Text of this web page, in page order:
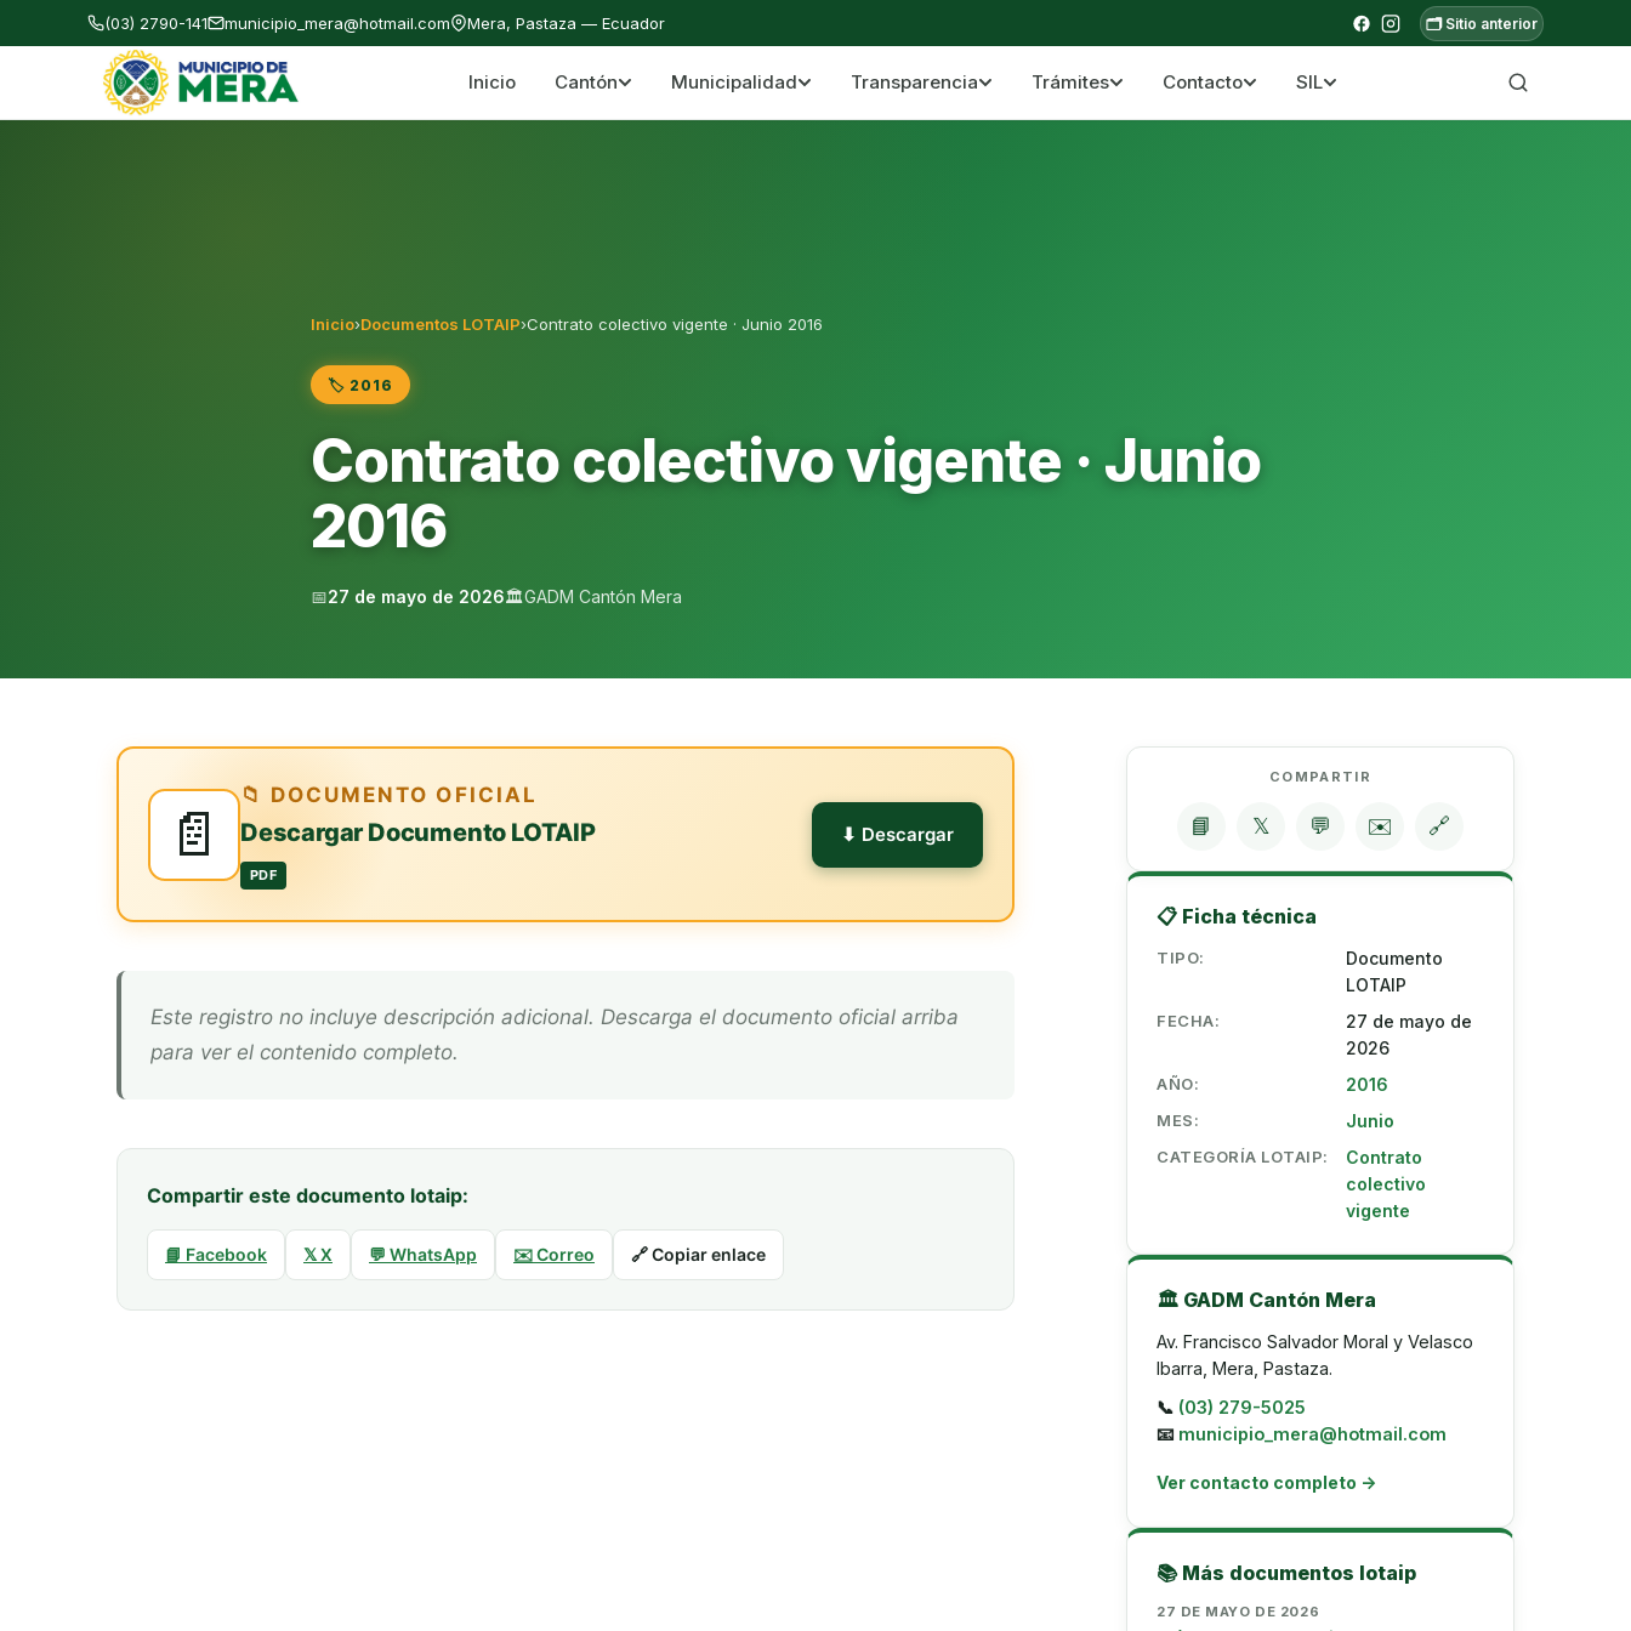
(03) 2790-141 municipio_mera@hotmail.com Mera, Pastaza — Ecuador 🗂️ Sitio anterior
Gobierno Autónomo Descentralizado Municipal del Cantón Mera Cantón Mera · Pastaza · Llanganates y Amazonía ecuatoriana
Inicio Cantón Municipalidad Transparencia Trámites Contacto SIL
Inicio›Documentos LOTAIP›Contrato colectivo vigente · Junio 2016
🏷️ 2016
Contrato colectivo vigente · Junio
2016
📅27 de mayo de 2026🏛️GADM Cantón Mera
📄
📁 DOCUMENTO OFICIAL
Descargar Documento LOTAIP
PDF
⬇ Descargar
Este registro no incluye descripción adicional. Descarga el documento oficial arriba
para ver el contenido completo.
Compartir este documento lotaip:
📘 Facebook 𝕏 X 💬 WhatsApp ✉️ Correo 🔗 Copiar enlace
COMPARTIR
📘 𝕏 💬 ✉️ 🔗
📋 Ficha técnica
TIPO:
Documento
LOTAIP
FECHA:
27 de mayo de
2026
AÑO: 2016
MES: Junio
CATEGORÍA LOTAIP:
Contrato
colectivo
vigente
🏛️ GADM Cantón Mera
Av. Francisco Salvador Moral y Velasco
Ibarra, Mera, Pastaza.
📞 (03) 279-5025
📧 municipio_mera@hotmail.com
Ver contacto completo →
📚 Más documentos lotaip
27 DE MAYO DE 2026